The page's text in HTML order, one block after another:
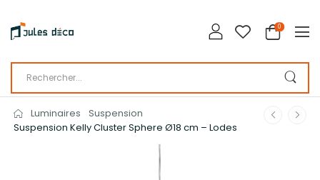
0
Luminaires
Suspension
Suspension Kelly Cluster Sphere Ø18 cm – Lodes